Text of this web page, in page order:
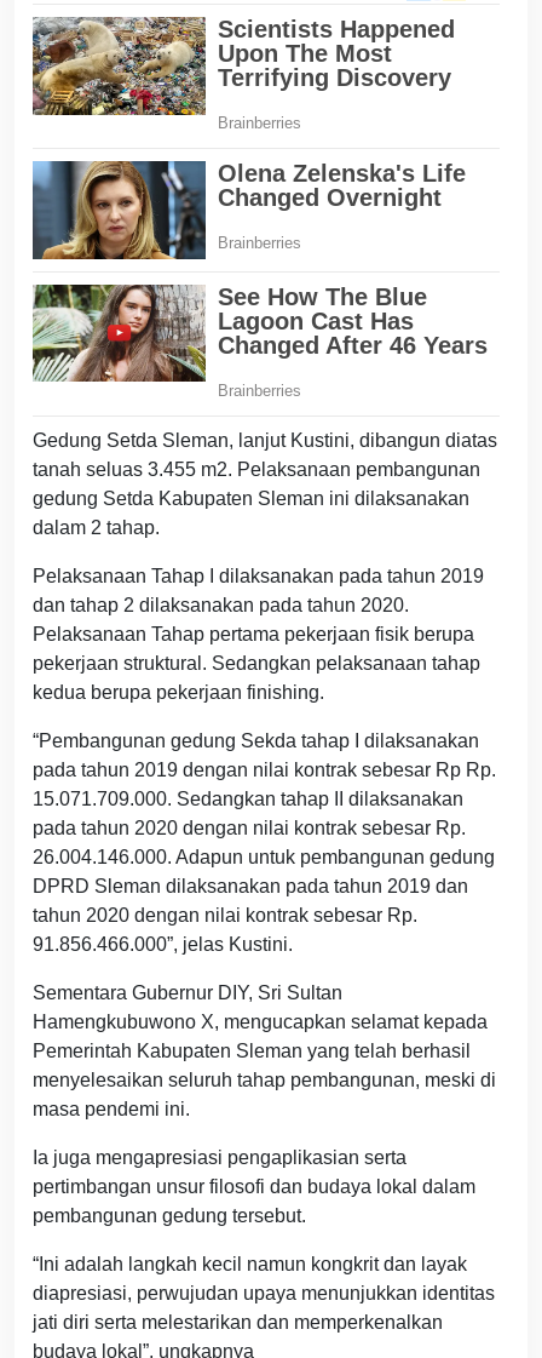
Gedung Setda Sleman, lanjut Kustini, dibangun diatas
tanah seluas 3.455 m2. Pelaksanaan pembangunan
gedung Setda Kabupaten Sleman ini dilaksanakan
dalam 2 tahap.
Pelaksanaan Tahap I dilaksanakan pada tahun 2019
dan tahap 2 dilaksanakan pada tahun 2020.
Pelaksanaan Tahap pertama pekerjaan fisik berupa
pekerjaan struktural. Sedangkan pelaksanaan tahap
kedua berupa pekerjaan finishing.
“Pembangunan gedung Sekda tahap I dilaksanakan
pada tahun 2019 dengan nilai kontrak sebesar Rp Rp.
15.071.709.000. Sedangkan tahap II dilaksanakan
pada tahun 2020 dengan nilai kontrak sebesar Rp.
26.004.146.000. Adapun untuk pembangunan gedung
DPRD Sleman dilaksanakan pada tahun 2019 dan
tahun 2020 dengan nilai kontrak sebesar Rp.
91.856.466.000”, jelas Kustini.
Sementara Gubernur DIY, Sri Sultan
Hamengkubuwono X, mengucapkan selamat kepada
Pemerintah Kabupaten Sleman yang telah berhasil
menyelesaikan seluruh tahap pembangunan, meski di
masa pendemi ini.
Ia juga mengapresiasi pengaplikasian serta
pertimbangan unsur filosofi dan budaya lokal dalam
pembangunan gedung tersebut.
“Ini adalah langkah kecil namun kongkrit dan layak
diapresiasi, perwujudan upaya menunjukkan identitas
jati diri serta melestarikan dan memperkenalkan
budaya lokal”, ungkapnya